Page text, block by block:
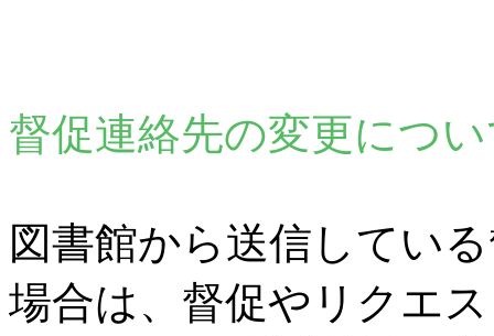
督促連絡先の変更につ
図書館から送信してい
場合は、督促やリクエ